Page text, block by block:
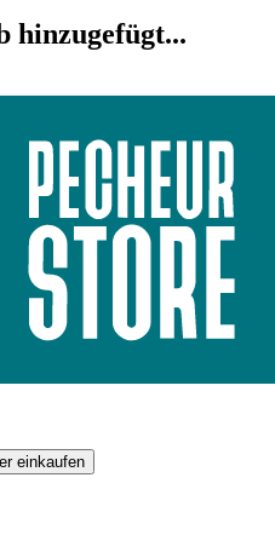
hinzugefügt...
einkaufen